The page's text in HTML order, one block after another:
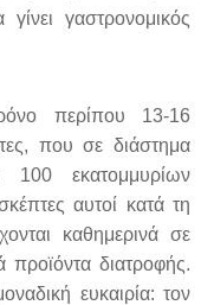
γαστρονομικός
περίπου 13-16
που σε διάστημα
100 εκατομμυρίων
αυτοί κατά τη
καθημερινά σε
διατροφής.
ευκαιρία: τον